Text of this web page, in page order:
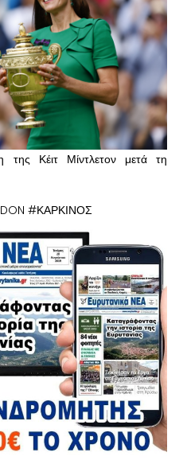
της Κέιτ Μίντλετον μετά τη
#ΚΑΡΚΙΝΟΣ